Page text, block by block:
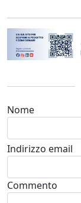
Nome
Indirizzo email
Commento